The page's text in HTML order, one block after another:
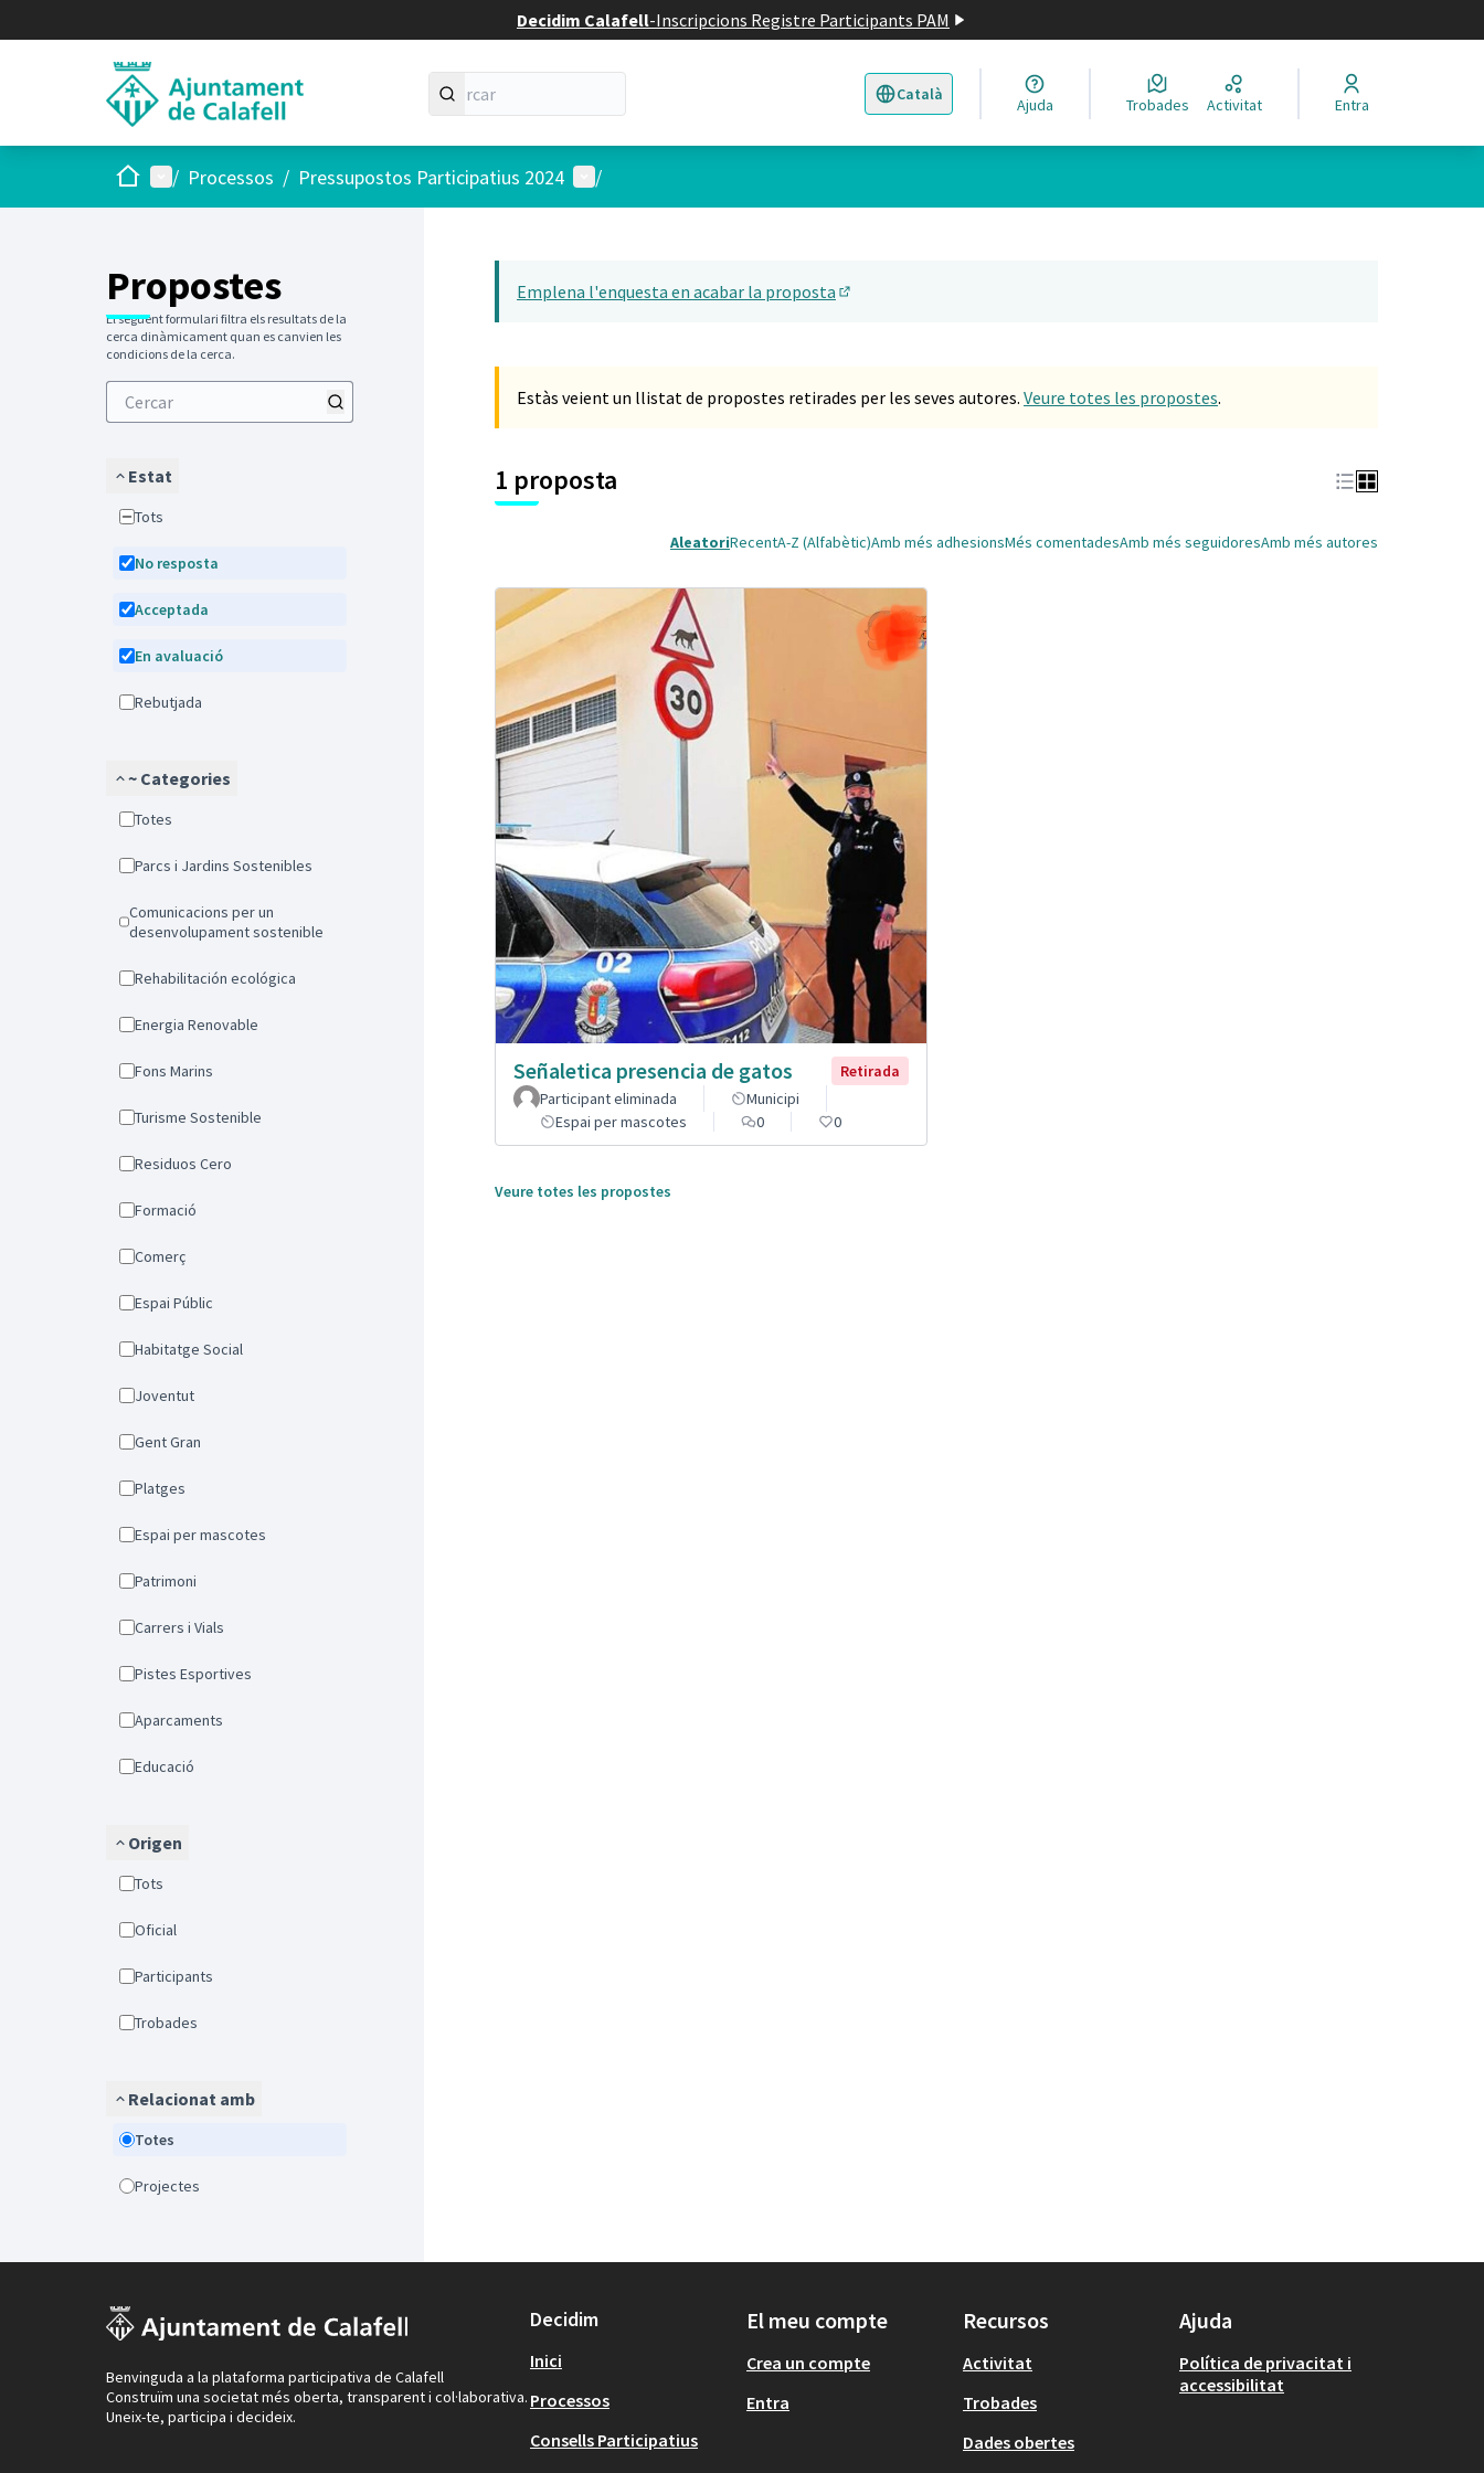
Decidim Calafell-Inscripcions Registre Participants PAM
Català
Triar la llengua Elegir el idioma
Ajuda Trobades Activitat Entra
Inici Menú principal
/ Processos / Pressupostos Participatius 2024 Menú d'usuari
/
Propostes
El següent formulari filtra els resultats de la
cerca dinàmicament quan es canvien les
condicions de la cerca.
Estat
Tots
No resposta
Acceptada
En avaluació
Rebutjada
~ Categories
Totes
Parcs i Jardins Sostenibles
Comunicacions per un
desenvolupament sostenible
Rehabilitación ecológica
Energia Renovable
Fons Marins
Turisme Sostenible
Residuos Cero
Formació
Comerç
Espai Públic
Habitatge Social
Joventut
Gent Gran
Platges
Espai per mascotes
Patrimoni
Carrers i Vials
Pistes Esportives
Aparcaments
Educació
Origen
Tots
Oficial
Participants
Trobades
Relacionat amb
Totes
Projectes
Emplena l'enquesta en acabar la proposta
Estàs veient un llistat de propostes retirades per les seves autores. Veure totes les propostes.
1 proposta
AleatoriRecentA-Z (Alfabètic)Amb més adhesionsMés comentadesAmb més seguidoresAmb més autores
Señaletica presencia de gatos
Retirada
Participant eliminada
Municipi
Espai per mascotes
0 0
Veure totes les propostes
Benvinguda a la plataforma participativa de Calafell
Construïm una societat més oberta, transparent i col·laborativa.
Uneix-te, participa i decideix.
Decidim
Inici
Processos
Consells Participatius
El meu compte
Crea un compte
Entra
Recursos
Activitat
Trobades
Dades obertes
Ajuda
Política de privacitat i
accessibilitat